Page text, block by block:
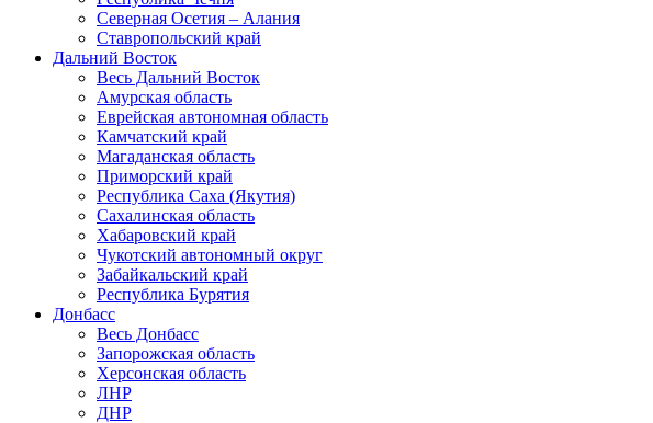
Северная Осетия – Алания
Ставропольский край
Дальний Восток
Весь Дальний Восток
Амурская область
Еврейская автономная область
Камчатский край
Магаданская область
Приморский край
Республика Саха (Якутия)
Сахалинская область
Хабаровский край
Чукотский автономный округ
Забайкальский край
Республика Бурятия
Донбасс
Весь Донбасс
Запорожская область
Херсонская область
ЛНР
ДНР